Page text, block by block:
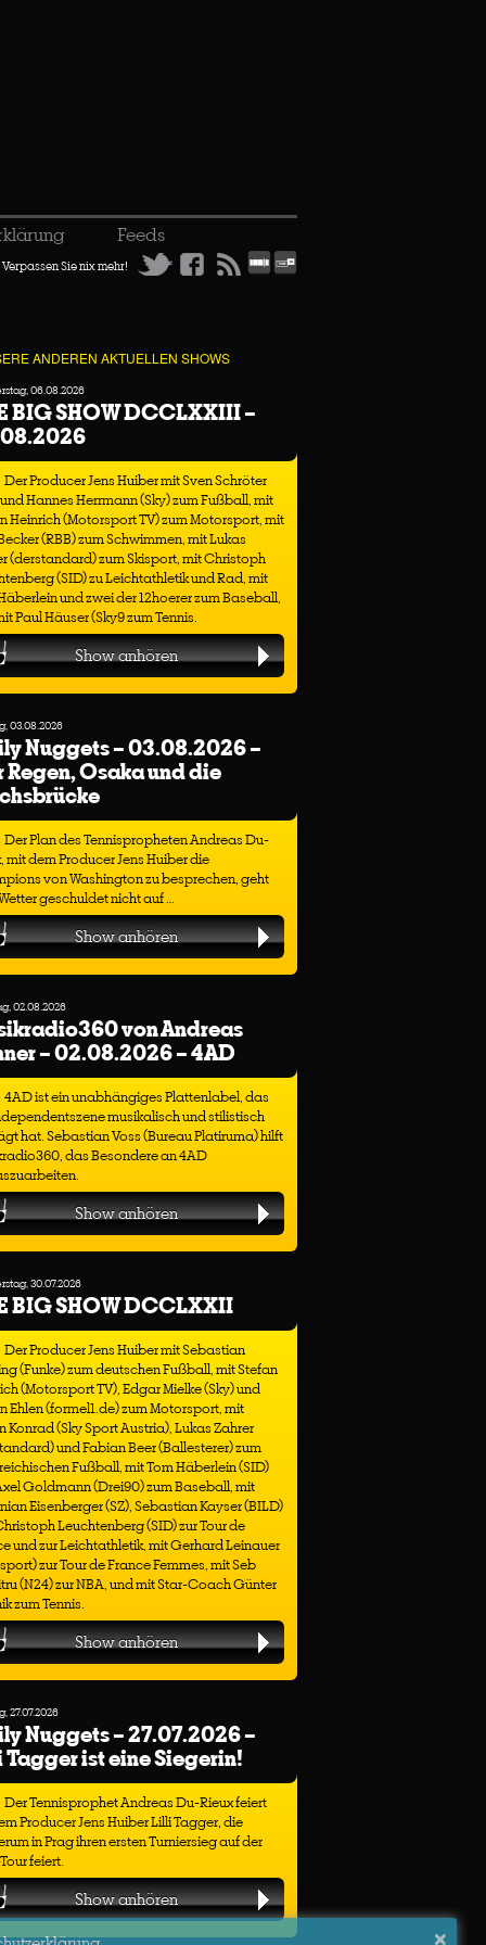
Feeds
Verpassen Sie nix mehr!
ANDEREN AKTUELLEN SHOWS
06.08.2026
BIG SHOW DCCLXXIII –
Der Producer Jens Huiber mit Sven Schröter
Hannes Herrmann (Sky) zum Fußball, mit
Heinrich (Motorsport TV) zum Motorsport, mit
(RBB) zum Schwimmen, mit Lukas
(derstandard) zum Skisport, mit Christoph
(SID) zu Leichtathletik und Rad, mit
und zwei der 12hoerer zum Baseball,
Paul Häuser (Sky9 zum Tennis.
Show anhören
03.08.2026
Nuggets – 03.08.2026 –
Regen, Osaka und die
Der Plan des Tennispropheten Andreas Du-
mit dem Producer Jens Huiber die
von Washington zu besprechen, geht
geschuldet nicht auf …
Show anhören
02.08.2026
von Andreas
– 02.08.2026 – 4AD
4AD ist ein unabhängiges Plattenlabel, das
musikalisch und stilistisch
hat. Sebastian Voss (Bureau Platiruma) hilft
das Besondere an 4AD
Show anhören
30.07.2026
BIG SHOW DCCLXXII
Der Producer Jens Huiber mit Sebastian
(Funke) zum deutschen Fußball, mit Stefan
(Motorsport TV), Edgar Mielke (Sky) und
Ehlen (formel1.de) zum Motorsport, mit
Konrad (Sky Sport Austria), Lukas Zahrer
und Fabian Beer (Ballesterer) zum
Fußball, mit Tom Häberlein (SID)
Goldmann (Drei90) zum Baseball, mit
Eisenberger (SZ), Sebastian Kayser (BILD)
Leuchtenberg (SID) zur Tour de
und zur Leichtathletik, mit Gerhard Leinauer
zur Tour de France Femmes, mit Seb
(N24) zur NBA, und mit Star-Coach Günter
zum Tennis.
Show anhören
27.07.2026
Nuggets – 27.07.2026 –
ist eine Siegerin!
Der Tennisprophet Andreas Du-Rieux feiert
Producer Jens Huiber Lilli Tagger, die
in Prag ihren ersten Turniersieg auf der
feiert.
Show anhören
×